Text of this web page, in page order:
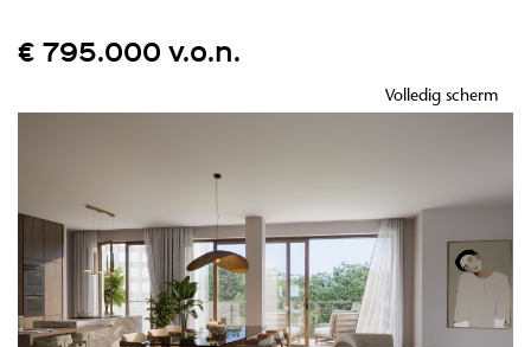
€ 795.000 v.o.n.
Volledig scherm